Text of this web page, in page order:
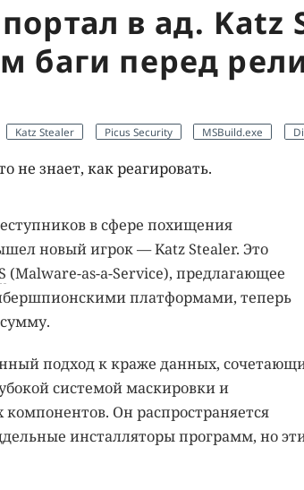
в ад. Katz
баги перед
Katz Stealer Picus Security MSBuild.exe
не знает, как реагировать.
в сфере похищения
новый игрок — Katz Stealer. Это
(Malware-as-a-Service), предлагающее
платформами, теперь
подход к краже данных,
системой маскировки и
Он распространяется
инсталляторы программ, но